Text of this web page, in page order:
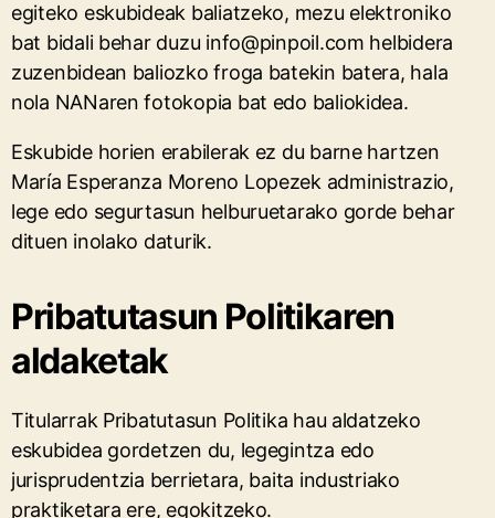
egiteko eskubideak baliatzeko, mezu elektroniko
bat bidali behar duzu info@pinpoil.com helbidera
zuzenbidean baliozko froga batekin batera, hala
nola NANaren fotokopia bat edo baliokidea.
Eskubide horien erabilerak ez du barne hartzen
María Esperanza Moreno Lopezek administrazio,
lege edo segurtasun helburuetarako gorde behar
dituen inolako daturik.
Pribatutasun Politikaren
aldaketak
Titularrak Pribatutasun Politika hau aldatzeko
eskubidea gordetzen du, legegintza edo
jurisprudentzia berrietara, baita industriako
praktiketara ere, egokitzeko.